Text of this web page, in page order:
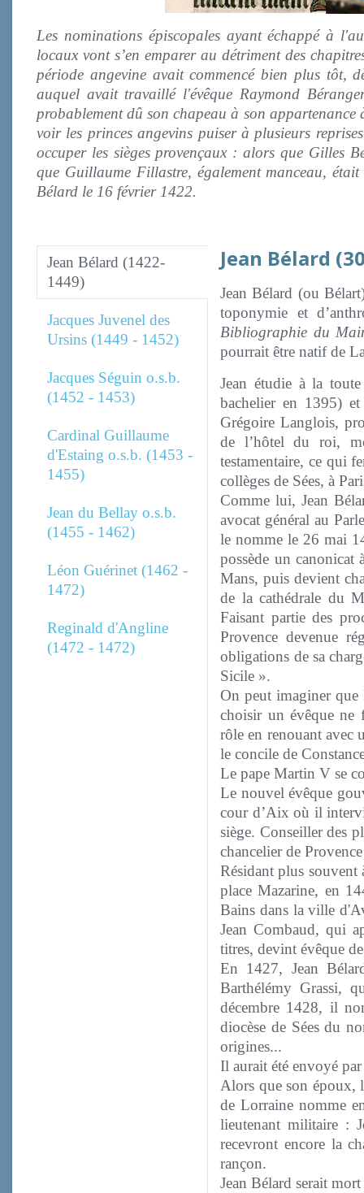
Les nominations épiscopales ayant échappé à
locaux vont s’en emparer au détriment des
période angevine avait commencé bien plus tôt,
auquel avait travaillé l'évêque Raymond
probablement dû son chapeau à son
voir les princes angevins puiser à plusieurs
occuper les sièges provençaux : alors que Gilles
que Guillaume Fillastre, également manceau,
Bélard le 16 février 1422.
Jean Bélard (1422-
1449)
Jacques Juvenel des
Ursins (1449 - 1452)
Jacques Séguin o.s.b.
(1452 - 1453)
Cardinal Guillaume
d'Estaing o.s.b. (1453 -
1455)
Jean du Bellay o.s.b.
(1455 - 1462)
Léon Guérinet (1462 -
1472)
Reginald d'Angline
(1472 - 1472)
Jean Bélard
Jean Bélard (ou
toponymie et
Bibliographie du
pourrait être natif de
Jean étudie à la
bachelier en 1395)
Grégoire Langlois,
de l’hôtel du roi,
testamentaire, ce qui
collèges de Sées, à
Comme lui, Jean
avocat général au
le nomme le 26 mai
possède un
Mans, puis devient
de la cathédrale du
Faisant partie des
Provence devenue
obligations de sa
Sicile ».
On peut imaginer
choisir un évêque ne
rôle en renouant avec
le concile de
Le pape Martin V se
Le nouvel évêque
cour d’Aix où il
siège. Conseiller des
chancelier de
Résidant plus souvent
place Mazarine, en
Bains dans la ville
Jean Combaud, qui
titres, devint évêque
En 1427, Jean
Barthélémy Grassi,
décembre 1428, il
diocèse de Sées du
origines...
Il aurait été envoyé
Alors que son époux,
de Lorraine nomme
lieutenant militaire :
recevront encore la
rançon.
Jean Bélard serait